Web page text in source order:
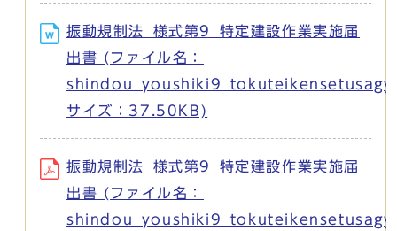
振動規制法_様式第9_特定建設作業実施届
出書 (ファイル名：
サイズ：37.50KB)
振動規制法_様式第9_特定建設作業実施届
出書 (ファイル名：